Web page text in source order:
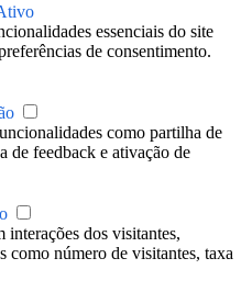
essenciais do site
de consentimento.
como partilha de
de feedback e ativação de
dos visitantes,
como número de visitantes, taxa